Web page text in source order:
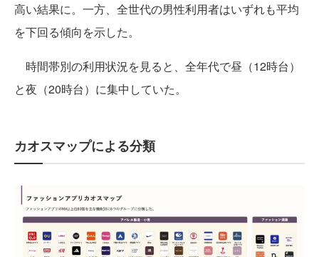
高い結果に。一方、全世代の男性利用者はいずれも平均
を下回る傾向を示した。
時間帯別の利用状況を見ると、全年代で昼（12時台）
と夜（20時台）に集中していた。
カオスマップによる分類